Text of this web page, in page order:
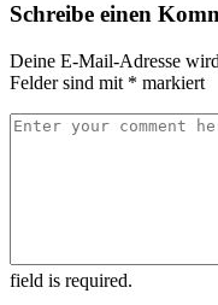
Schreibe einen
Deine E-Mail-Adresse
Felder sind mit * markiert
field is required.